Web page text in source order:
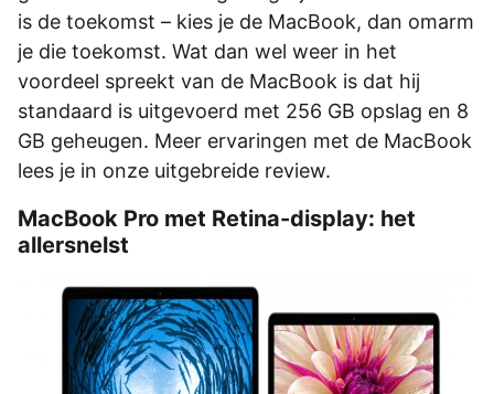
is de toekomst – kies je de MacBook, dan omarm
je die toekomst. Wat dan wel weer in het
voordeel spreekt van de MacBook is dat hij
standaard is uitgevoerd met 256 GB opslag en 8
GB geheugen. Meer ervaringen met de MacBook
lees je in onze uitgebreide review.
MacBook Pro met Retina-display: het
allersnelst